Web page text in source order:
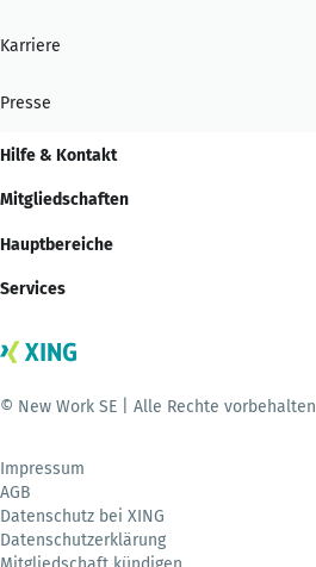
Karriere
Presse
Hilfe & Kontakt
Mitgliedschaften
Hauptbereiche
Services
© New Work SE | Alle Rechte vorbehalten
Impressum
AGB
Datenschutz bei XING
Datenschutzerklärung